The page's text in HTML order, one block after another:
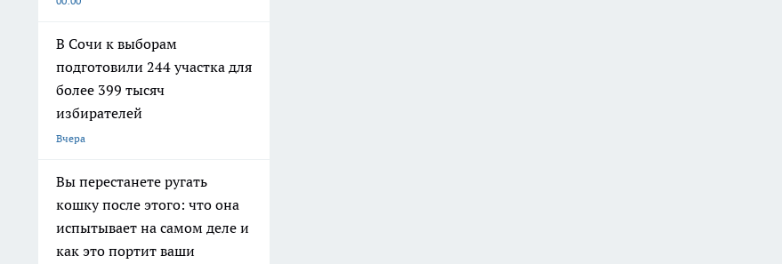
В Сочи к выборам
подготовили 244 участка для
более 399 тысяч
избирателей
Вчера
Вы перестанете ругать
кошку после этого: что она
испытывает на самом деле и
как это портит ваши